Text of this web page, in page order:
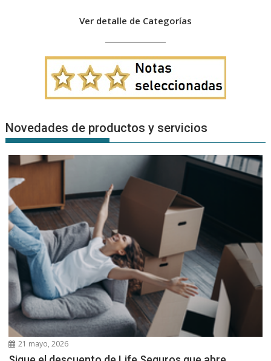
Ver detalle de Categorías
Novedades de productos y servicios
21 mayo, 2026